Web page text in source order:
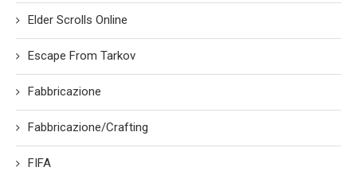
Elder Scrolls Online
Escape From Tarkov
Fabbricazione
Fabbricazione/Crafting
FIFA